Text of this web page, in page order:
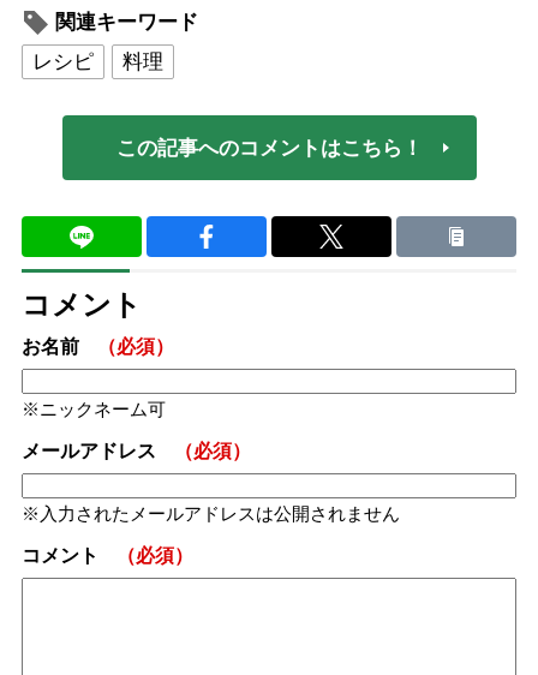
関連キーワード
レシピ
料理
この記事へのコメントはこちら！
コメント
お名前 （必須）
ニックネーム可
メールアドレス （必須）
入力されたメールアドレスは公開されません
コメント （必須）